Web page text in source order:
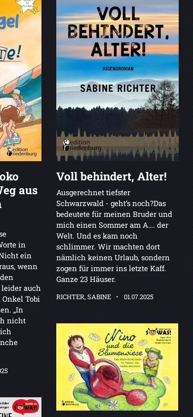
aus
in
ein
wenn
leider auch
Tobi
„In
nicht
Voll behindert, Alter!
Ausgerechnet tiefster
Schwarzwald - geht‘s noch?Das
bedeutete für meinen Bruder und
mich einen Sommer am A…. der
Welt. Und es kam noch
schlimmer. Wir machten dort
nämlich keinen Urlaub, sondern
zogen für immer ins letzte Kaff.
Ganze 23 Häuser.
RICHTER, SABINE 01.07.2025